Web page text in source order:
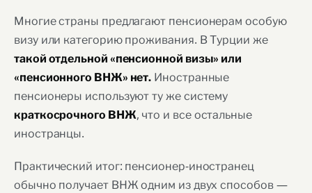
Многие страны предлагают пенсионерам особую
визу или категорию проживания. В Турции же
такой отдельной «пенсионной визы» или
«пенсионного ВНЖ» нет. Иностранные
пенсионеры используют ту же систему
краткосрочного ВНЖ, что и все остальные
иностранцы.
Практический итог: пенсионер-иностранец
обычно получает ВНЖ одним из двух способов —